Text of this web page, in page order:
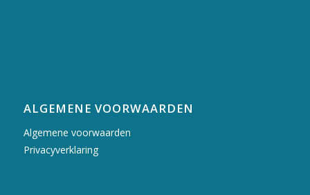
ALGEMENE VOORWAARDEN
Algemene voorwaarden
Privacyverklaring